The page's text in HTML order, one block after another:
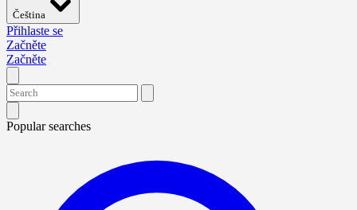
Čeština
Přihlaste se
Začněte
Začněte
Popular searches